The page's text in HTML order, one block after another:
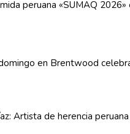
peruana «SUMAQ
en Brentwood
Artista de herencia